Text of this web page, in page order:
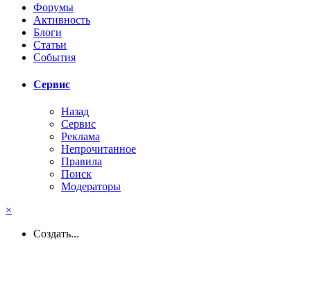
Форумы
Активность
Блоги
Статьи
События
Сервис
Назад
Сервис
Реклама
Непрочитанное
Правила
Поиск
Модераторы
×
Создать...